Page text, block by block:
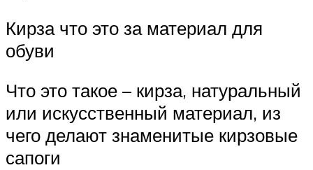
Кирза что это за материал для
обуви
Что это такое – кирза, натуральный
или искусственный материал, из
чего делают знаменитые кирзовые
сапоги